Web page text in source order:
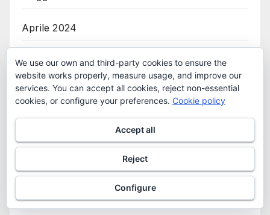
Aprile 2024
Marzo 2024
Febbraio 2024
We use our own and third-party cookies to ensure the
website works properly, measure usage, and improve our
services. You can accept all cookies, reject non-essential
cookies, or configure your preferences. Cookie policy
Accept all
Reject
Configure